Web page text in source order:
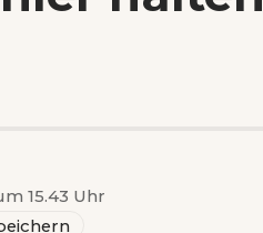
15.43 Uhr